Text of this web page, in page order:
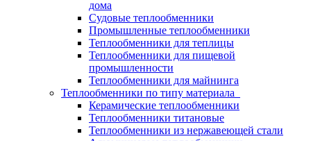
дома
Судовые теплообменники
Промышленные теплообменники
Теплообменники для теплицы
Теплообменники для пищевой
промышленности
Теплообменники для майнинга
Теплообменники по типу материала
Керамические теплообменники
Теплообменники титановые
Теплообменники из нержавеющей стали